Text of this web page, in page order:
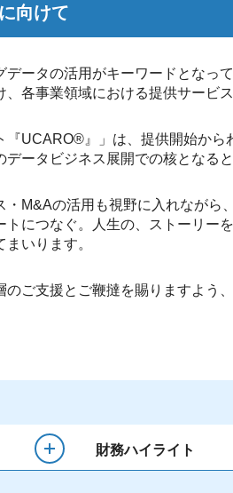
向けて
データの活用がキーワードとなっ
、各事業領域における提供サービ
『UCARO®』」は、提供開始か
ータビジネス展開での核となる
・M&Aの活用も視野に入れなが
トにつなぐ。人生の、ストーリ
いります。
ご支援とご鞭撻を賜りますよう
財務ハイライト